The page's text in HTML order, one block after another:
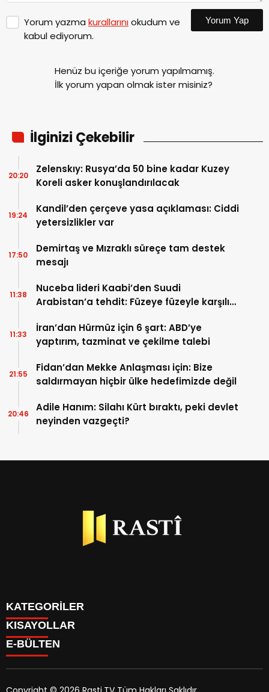
Yorum yazma kurallarınıokudum ve
kabul ediyorum.
Yorum Yap
Henüz bu içeriğe yorum yapılmamış.
İlk yorum yapan olmak ister misiniz?
İlginizi Çekebilir
Zelenskıy: Rusya’da 50 bine kadar Kuzey
Koreli asker konuşlandırılacak
20:20
Kandil’den çerçeve yasa açıklaması: Ciddi
yetersizlikler var
19:24
Demirtaş ve Mızraklı süreçe tam destek
mesajı
17:50
Nuceba lideri Kaabi’den Suudi
Arabistan’a tehdit: Füzeye füzeyle karşılık
11:38
İran’dan Hürmüz için 6 şart: ABD’ye
yaptırım, tazminat ve çekilme talebi
11:33
Fidan’dan Mekke Anlaşması için: Bize
saldırmayan hiçbir ülke hedefimizde değil
21:55
Adile Hanım: Silahı Kürt bıraktı, peki devlet
neyinden vazgeçti?
20:46
KATEGORİLER
BİYOGRAFİLER
DÜNYA
KÜLTÜR SANAT
KISAYOLLAR
YAZARLAR
PARİTELER
E-BÜLTEN